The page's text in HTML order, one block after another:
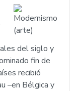
del siglo y
fin de
recibió
–en Bélgica y